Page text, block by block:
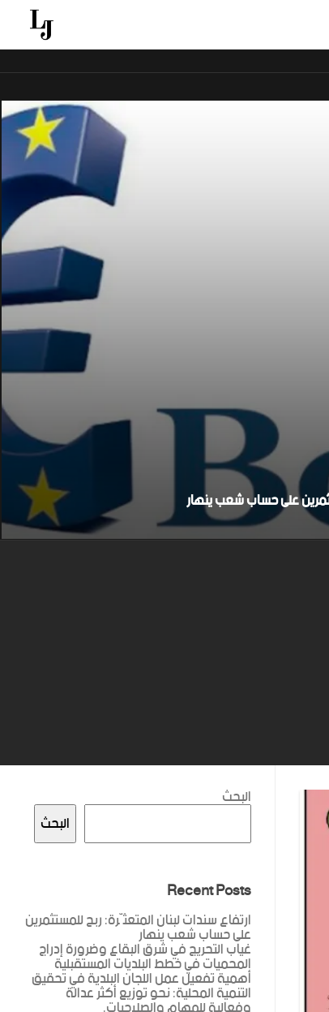
على حساب شعب ينهار
البحث
البحث
Recent Posts
ارتفاع سندات لبنان المتعثّرة: ربح للمستثمرين
على حساب شعب ينهار
غياب التحريج في شرق البقاع وضرورة إدراج
المحميات في خطط البلديات المستقبلية
أهمية تفعيل عمل اللجان البلدية في تحقيق
التنمية المحلية: نحو توزيع أكثر عدالة